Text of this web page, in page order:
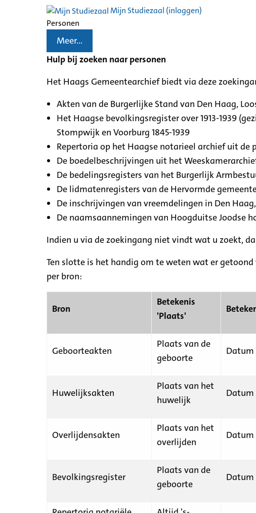
Mijn Studiezaal (inloggen)
Personen
Meer...
Hulp bij zoeken naar personen
Het Haags Gemeentearchief biedt via deze
Akten van de Burgerlijke Stand van Den Haag,
Het Haagse bevolkingsregister over 1913-1939
Stompwijk en Voorburg 1845-1939
Repertoria op het Haagse notarieel archief uit de
De boedelbeschrijvingen uit het
De bedelingsregisters van het Burgerlijk
De lidmatenregisters van de Hervormde
De inschrijvingen van vreemdelingen in Den Haag,
De naamsaannemingen van Hoogduitse Joodse
Indien u via de zoekingang niet vindt wat u zoekt,
Ten slotte is het handig om te weten wat er
per bron:
Bron
Betekenis
'Plaats'
Geboorteakten
Plaats van de
geboorte
Datum
Huwelijksakten
Plaats van het
huwelijk
Overlijdensakten
Plaats van het
overlijden
Datum
Bevolkingsregister
Plaats van de
geboorte
Datum